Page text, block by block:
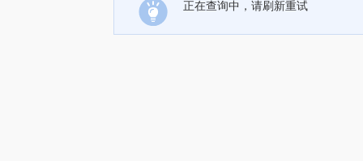
正在查询中，请刷新重试